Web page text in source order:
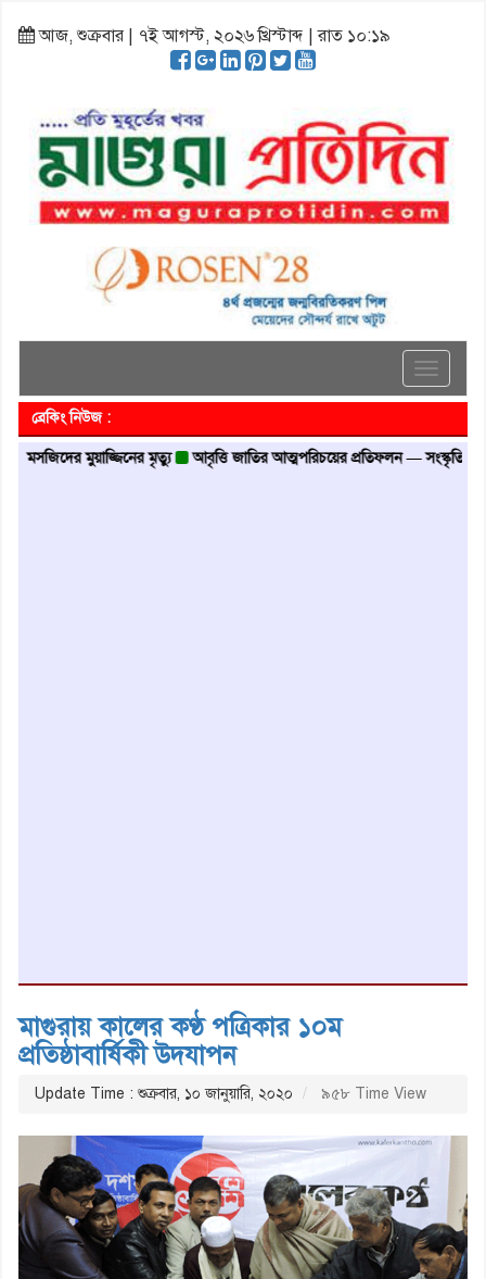
আজ, শুক্রবার | ৭ই আগস্ট, ২০২৬ খ্রিস্টাব্দ | রাত ১০:১৯
Toggle
ব্রেকিং নিউজ :
মুয়াজ্জিনের মৃত্যু আবৃত্তি জাতির আত্মপরিচয়ের প্রতিফলন — সংস্কৃতি মন্ত্রী
মাগুরায় কালের কণ্ঠ পত্রিকার ১০ম
প্রতিষ্ঠাবার্ষিকী উদযাপন
Update Time : শুক্রবার, ১০ জানুয়ারি, ২০২০ ৯৫৮ Time View